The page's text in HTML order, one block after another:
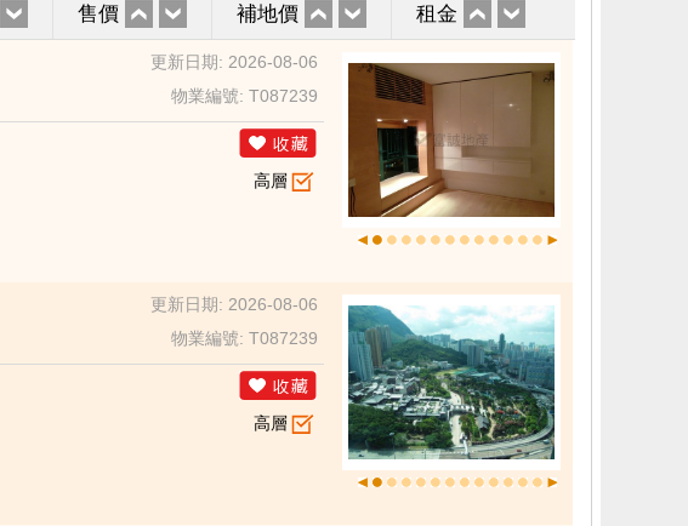
售價 補地價 租金
更新日期: 2026-08-06
物業編號: T087239
高層
更新日期: 2026-08-06
物業編號: T087239
高層